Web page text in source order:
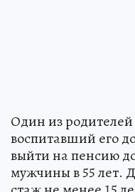
Один из родителей
воспитавший его
выйти на пенсию
мужчины в 55 лет.